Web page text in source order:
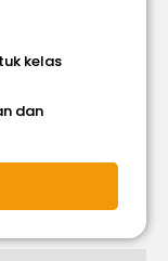
kelas
dan